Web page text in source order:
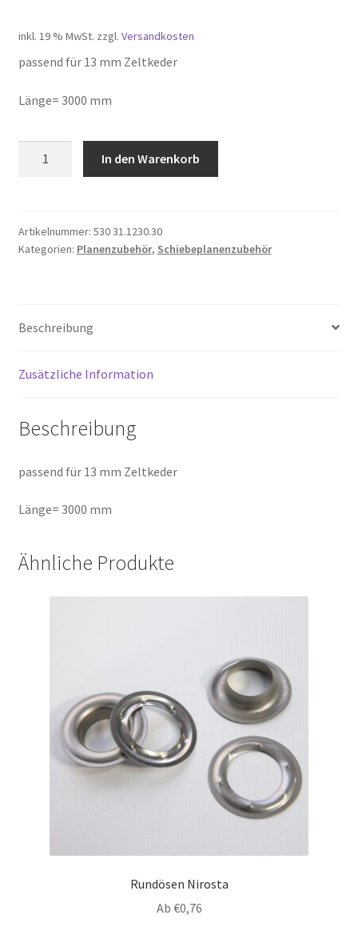
inkl. 19 % MwSt. zzgl. Versandkosten
passend für 13 mm Zeltkeder
Länge= 3000 mm
Menge
In den Warenkorb
Artikelnummer: 530 31.1230.30
Kategorien: Planenzubehör, Schiebeplanenzubehör
Beschreibung
Zusätzliche Information
Beschreibung
passend für 13 mm Zeltkeder
Länge= 3000 mm
Ähnliche Produkte
Rundösen Nirosta
Ab €0,76